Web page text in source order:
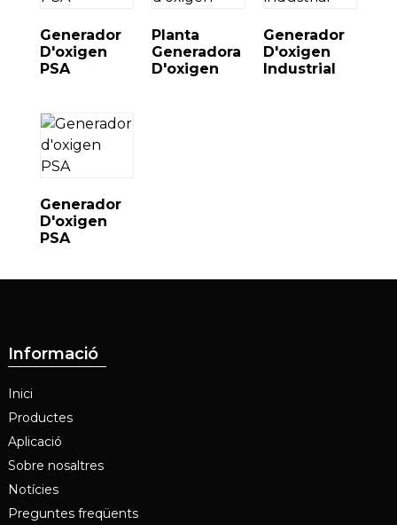
Generador
D'oxigen
PSA
Planta
Generadora
D'oxigen
Generador
D'oxigen
Industrial
Generador
D'oxigen
PSA
Informació
Inici
Productes
Aplicació
Sobre nosaltres
Notícies
Preguntes freqüents